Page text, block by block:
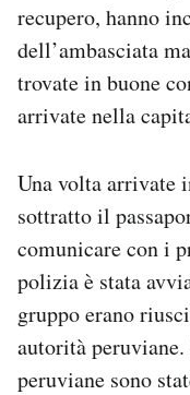
recupero, hanno
dell’ambasciata
trovate in buone
arrivate nella
Una volta arrivate
sottratto il
comunicare con i
polizia è stata
gruppo erano
autorità peruviane.
peruviane sono